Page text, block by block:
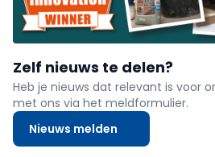
Zelf nieuws te delen?
Heb je nieuws dat relevant is voor
met ons via het meldformulier.
Nieuws melden